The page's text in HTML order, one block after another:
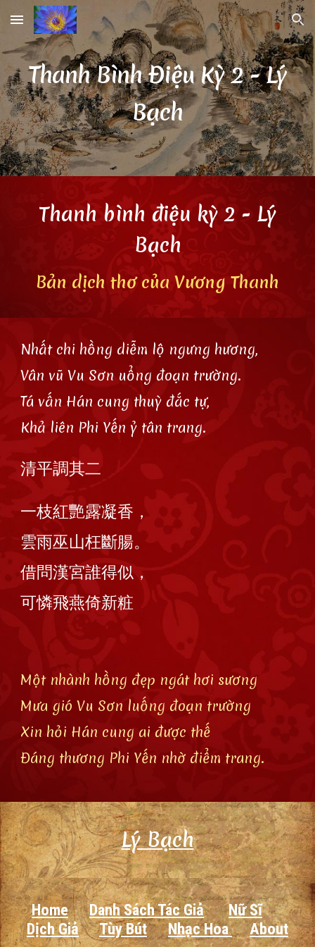
Skip to main content Skip to navigation
Thanh Bình Điệu Kỳ2- Lý
Bạch
Thanh bình điệu kỳ2 - Lý
Bạch
Bản dịch thơ của Vương Thanh
Nhất chi hồng diễm lộ ngưng hương,
Vân vũ Vu Sơn uổng đoạn trường.
Tá vấn Hán cung thuỳ đắc tự,
Khả liên Phi Yến ỷ tân trang.
清平調其二
一枝紅艷露凝香，
雲雨巫山枉斷腸。
借問漢宮誰得似，
可憐飛燕倚新粧
Một nhành hồng đẹp ngát hơi sương
Mưa gió Vu Sơn luống đoạn trường
Xin hỏi Hán cung ai được thế
Đáng thương Phi Yến nhờ điểm trang.
Lý Bạch
Home Danh Sách Tác Giả
Nữ Sĩ
Dịch Giả
Tùy Bút Nhạc Hoa About